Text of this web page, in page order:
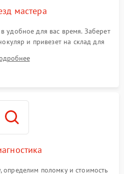
мастера
удобное для вас время. Заберет
и привезет на склад для
поломку и стоимость